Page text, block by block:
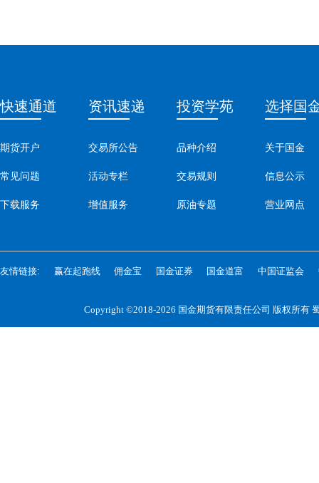
快速通道
期货开户
常见问题
下载服务
资讯速递
交易所公告
活动专栏
增值服务
投资学苑
品种介绍
交易规则
原油专题
选择国
关于国金
信息公示
营业网点
友情链接: 赢在起跑线 佣金宝 国金证券 国金道富 中国证监会
Copyright ©2018-2026 国金期货有限责任公司 版权所有